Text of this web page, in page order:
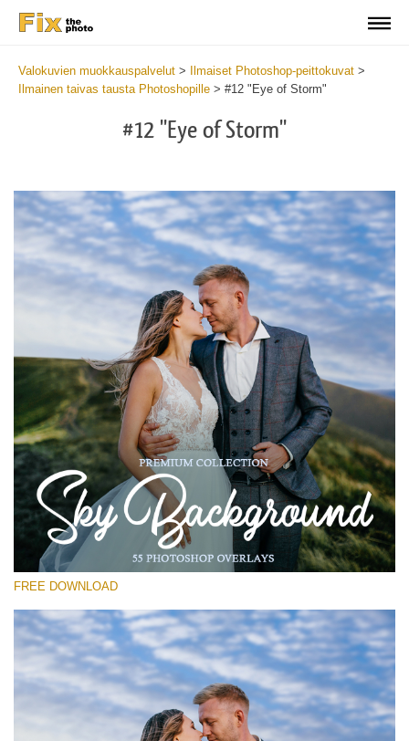
Valokuvien muokkauspalvelut > Ilmaiset Photoshop-peittokuvat >
Ilmainen taivas tausta Photoshopille > #12 "Eye of Storm"
#12 "Eye of Storm"
Please select
Free Photoshop Overlay #12
Small 800*533px
Sky Background
(55 Overlays)
4 Seasons (411 Overlays)
Large 6000*4000px
Entire Collection
FREE DOWNLOAD